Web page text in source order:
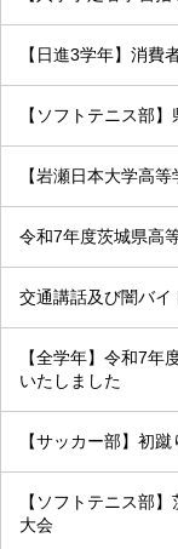
【日進3学年】消費
【ソフトテニス部
【岩瀬日本大学高等
令和7年度茨城県高
交通講話及び闇バイ
【全学年】令和7年
いたしました
【サッカー部】初蹴
【ソフトテニス部
大会